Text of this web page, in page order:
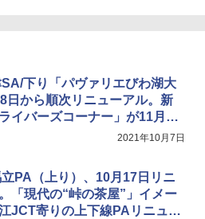
ターライト 強力 小型 緑色/赤色/青紫色
全ロック付き 高安全性 金属製耐久 コ
多機能設計 持ち運び便利 アウトド
ィス/教育現場/展示会用 緑
下り「パヴァリエびわ湖大
日から順次リニューアル。新
イバーズコーナー」が11月下
2021年10月7日
PA（上り）、10月17日リニ
「現代の“峠の茶屋”」イメー
JCT寄りの上下線PAリニュー